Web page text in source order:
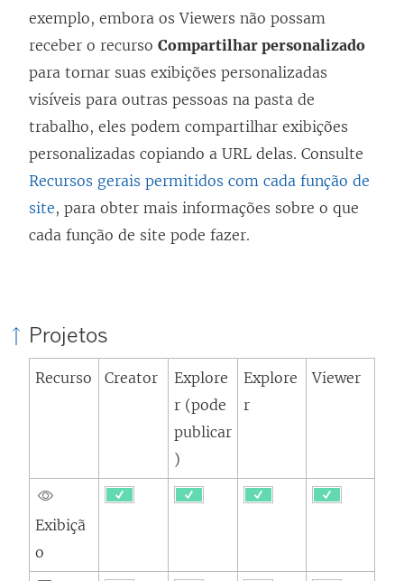
exemplo, embora os Viewers não possam
receber o recurso Compartilhar personalizado
para tornar suas exibições personalizadas
visíveis para outras pessoas na pasta de
trabalho, eles podem compartilhar exibições
personalizadas copiando a URL delas. Consulte
Recursos gerais permitidos com cada função de
site, para obter mais informações sobre o que
cada função de site pode fazer.
Projetos
Recurso Creator
Explore
r (pode
publicar
)
Explore
r
Viewer
Exibiçã
o